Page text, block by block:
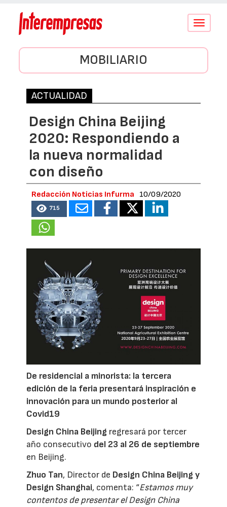
Conmutar
MOBILIARIO
ACTUALIDAD
Design China Beijing
2020: Respondiendo a
la nueva normalidad
con diseño
Redacción Noticias Infurma 10/09/2020
715
De residencial a minorista: la tercera
edición de la feria presentará inspiración e
innovación para un mundo posterior al
Covid19
Design China Beijing regresará por tercer
año consecutivo del 23 al 26 de septiembre
en Beijing.
Zhuo Tan, Director de Design China Beijing y
Design Shanghai, comenta: “Estamos muy
contentos de presentar el Design China